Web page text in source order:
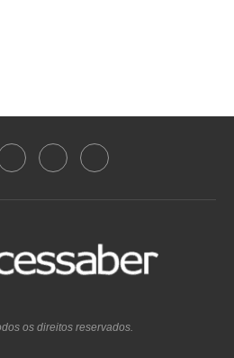
os direitos reservados.